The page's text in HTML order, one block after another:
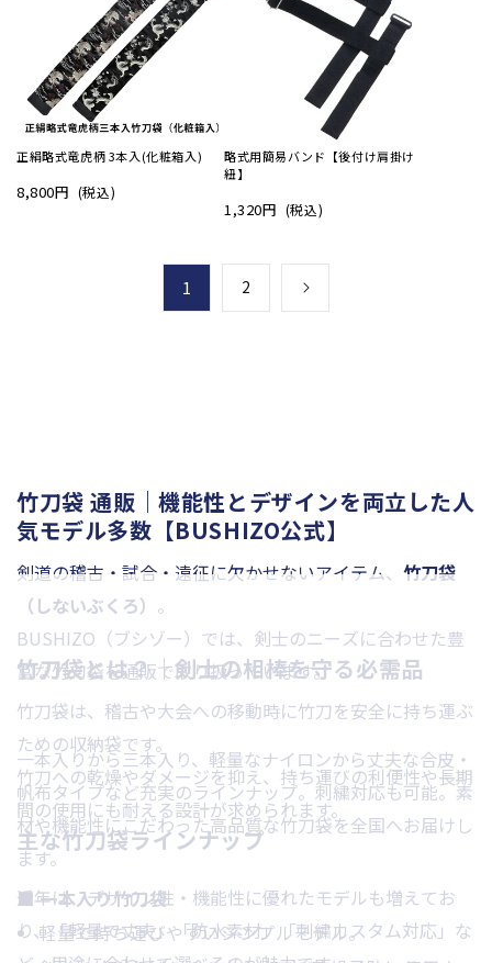
正絹略式竜虎柄 3本入(化粧箱入)
8,800円 (税込)
略式用簡易バンド【後付け肩掛け
紐】
1,320円 (税込)
1 2
竹刀袋 通販｜機能性とデザインを両立した人
気モデル多数【BUSHIZO公式】
剣道の稽古・試合・遠征に欠かせないアイテム、 竹刀袋
（しないぶくろ） 。
BUSHIZO（ブシゾー）では、剣士のニーズに合わせた豊
富な竹刀袋を通販で取り扱っています。
一本入りから三本入り、軽量なナイロンから丈夫な合皮・
帆布タイプなど充実のラインナップ。刺繍対応も可能。素
材や機能性にこだわった高品質な竹刀袋を全国へお届けし
ます。
竹刀袋とは？｜剣士の相棒を守る必需品
竹刀袋は、稽古や大会への移動時に竹刀を安全に持ち運ぶ
ための収納袋です。
竹刀への乾燥やダメージを抑え、持ち運びの利便性や長期
間の使用にも耐える設計が求められます。
近年は、デザイン性・機能性に優れたモデルも増えてお
り、「軽量で丈夫」「防水素材」「刺繍カスタム対応」な
主な竹刀袋ラインナップ
■ 一本入り竹刀袋
軽量で持ち運びやすいシンプルモデル。